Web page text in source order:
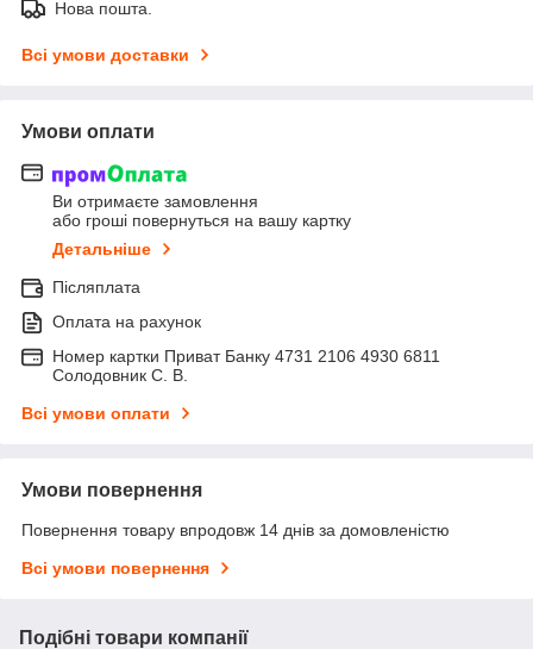
Нова пошта.
Всі умови доставки
Умови оплати
Ви отримаєте замовлення
або гроші повернуться на вашу картку
Детальніше
Післяплата
Оплата на рахунок
Номер картки Приват Банку 4731 2106 4930 6811
Солодовник С. В.
Всі умови оплати
Умови повернення
Повернення товару впродовж 14 днів за домовленістю
Всі умови повернення
Подібні товари компанії